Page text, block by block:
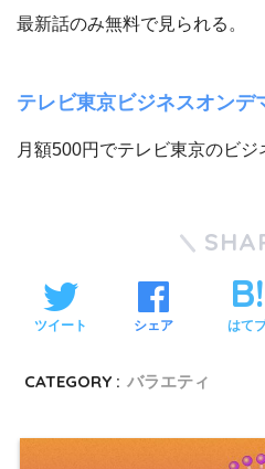
最新話のみ無料で見られる。
テレビ東京ビジネスオンデ
月額500円でテレビ東京のビジ
ツイート シェア はて
CATEGORY : バラエティ